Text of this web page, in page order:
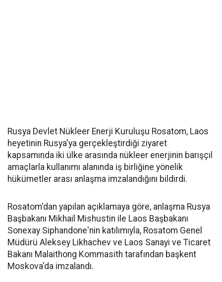
Rusya Devlet Nükleer Enerji Kuruluşu Rosatom, Laos
heyetinin Rusya'ya gerçekleştirdiği ziyaret
kapsamında iki ülke arasında nükleer enerjinin barışçıl
amaçlarla kullanımı alanında iş birliğine yönelik
hükümetler arası anlaşma imzalandığını bildirdi.
Rosatom'dan yapılan açıklamaya göre, anlaşma Rusya
Başbakanı Mikhail Mishustin ile Laos Başbakanı
Sonexay Siphandone'nin katılımıyla, Rosatom Genel
Müdürü Aleksey Likhachev ve Laos Sanayi ve Ticaret
Bakanı Malaithong Kommasith tarafından başkent
Moskova'da imzalandı.